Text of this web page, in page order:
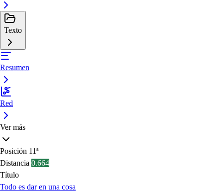
Texto
Resumen
Red
Ver más
Posición 11ª
Distancia 0.664
Título
Todo es dar en una cosa